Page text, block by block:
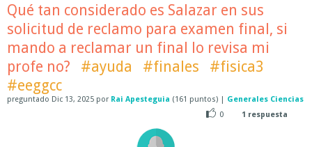
Qué tan considerado es Salazar en sus
solicitud de reclamo para examen final, si
mando a reclamar un final lo revisa mi
profe no?
#ayuda #finales
#fisica3
#eeggcc
preguntado Dic 13, 2025 por Rai Apesteguia (161 puntos) | Generales Ciencias
0
1 respuesta